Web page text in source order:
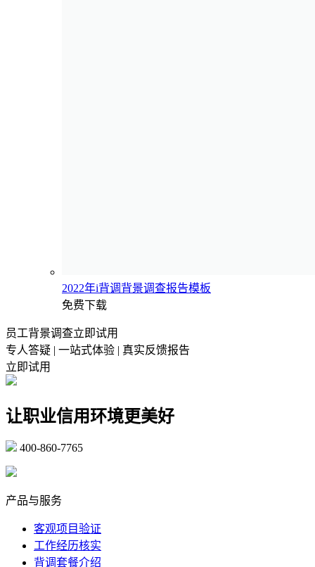
2022年i背调背景调查报告模板
免费下载
员工背景调查立即试用
专人答疑 | 一站式体验 | 真实反馈报告
立即试用
让职业信用环境更美好
400-860-7765
产品与服务
客观项目验证
工作经历核实
背调套餐介绍